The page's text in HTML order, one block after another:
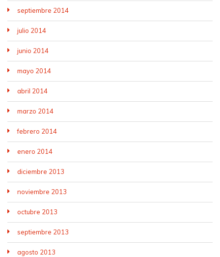
septiembre 2014
julio 2014
junio 2014
mayo 2014
abril 2014
marzo 2014
febrero 2014
enero 2014
diciembre 2013
noviembre 2013
octubre 2013
septiembre 2013
agosto 2013